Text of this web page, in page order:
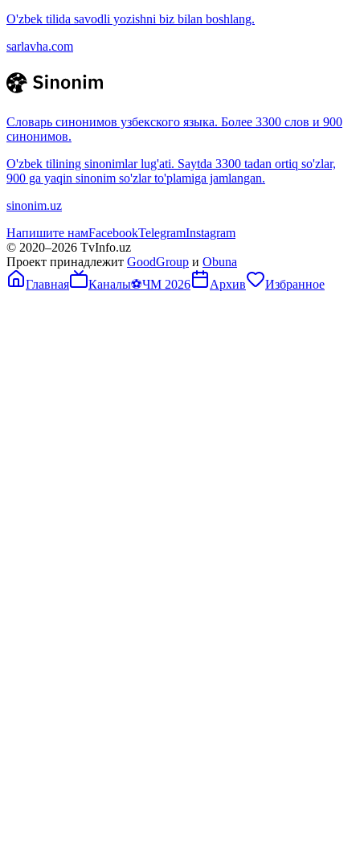
O'zbek tilida savodli yozishni biz bilan boshlang.
sarlavha.com
Словарь синонимов узбекского языка. Более 3300 слов и 900
синонимов.
O'zbek tilining sinonimlar lug'ati. Saytda 3300 tadan ortiq so'zlar,
900 ga yaqin sinonim so'zlar to'plamiga jamlangan.
sinonim.uz
Напишите намFacebookTelegramInstagram
© 2020–2026 TvInfo.uz
Проект принадлежит GoodGroup и Obuna
Главная
Каналы⚽ЧМ 2026 Архив Избранное